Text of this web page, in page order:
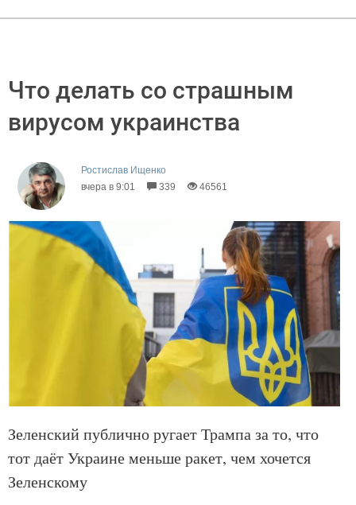
Что делать со страшным
вирусом украинства
Ростислав Ищенко
вчера в 9:01
339 46561
Зеленский публично ругает Трампа за то, что
тот даёт Украине меньше ракет, чем хочется
Зеленскому